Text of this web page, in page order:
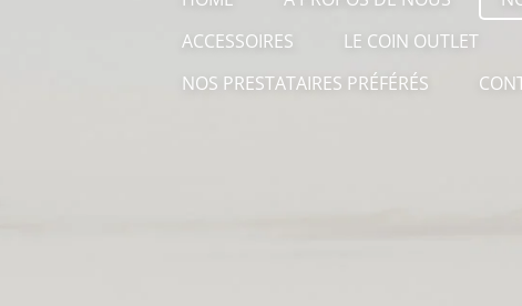
ACCESSOIRES
LE COIN OUTLET
NOS PRESTATAIRES PRÉFÉRÉS